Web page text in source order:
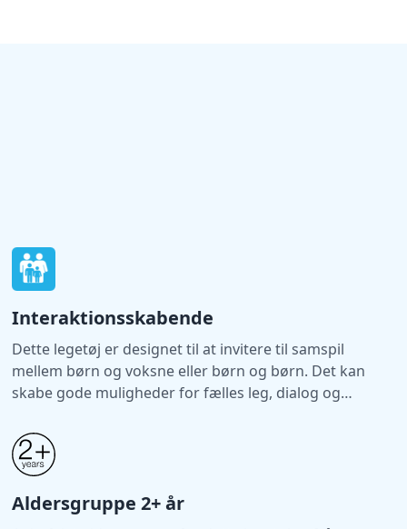
Interaktionsskabende
Dette legetøj er designet til at invitere til samspil
mellem børn og voksne eller børn og børn. Det kan
skabe gode muligheder for fælles leg, dialog og
Aldersgruppe 2+ år